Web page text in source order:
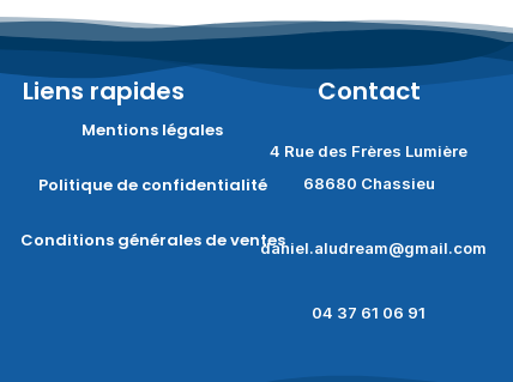
Liens rapides
Mentions légales
Politique de confidentialité
Conditions générales de ventes
Contact
4 Rue des Frères Lumière
68680 Chassieu
daniel.aludream@gmail.com
04 37 61 06 91